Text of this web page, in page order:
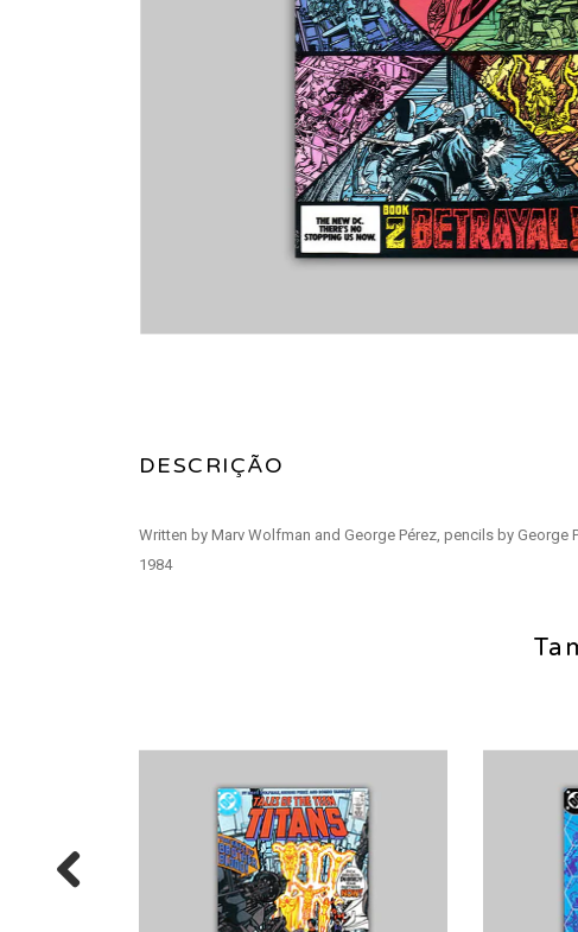
DESCRIÇÃO
Written by Marv Wolfman and George Pérez, pencils by
1984